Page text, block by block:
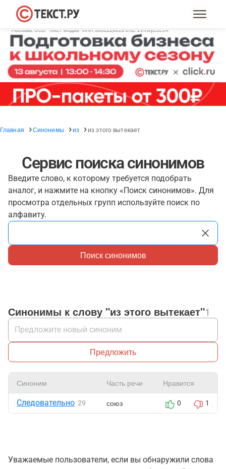
Главная Синонимы из из этого вытекает
Сервис поиска синонимов
Введите слово, к которому требуется подобрать
аналог, и нажмите на кнопку «Поиск синонимов». Для
просмотра отдельных групп используйте поиск по
алфавиту.
Поиск синонимов
Синонимы к слову "из этого вытекает"1
Предложить
Синоним Часть речи Нравится
Следовательно 29 союз 0 1
Уважаемые пользователи, если вы обнаружили слова